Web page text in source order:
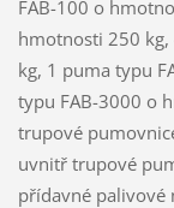
FAB-100 o
hmotnosti 250
kg, 1 puma typu
typu FAB-3000 o
trupové
uvnitř trupové
přídavné palivové